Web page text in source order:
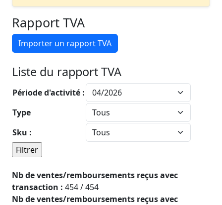
Rapport TVA
Importer un rapport TVA
Liste du rapport TVA
Période d'activité :
Type
Sku :
Nb de ventes/remboursements reçus avec
transaction : 454 / 454
Nb de ventes/remboursements reçus avec